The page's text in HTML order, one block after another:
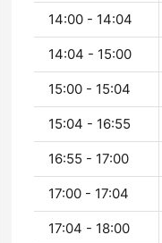
14:00 - 14:04
14:04 - 15:00
15:00 - 15:04
15:04 - 16:55
16:55 - 17:00
17:00 - 17:04
17:04 - 18:00